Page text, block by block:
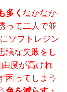
多く なかなか
って二人で並
ソフトレジン
議な失敗をし
度が高けれ
困ってしまう